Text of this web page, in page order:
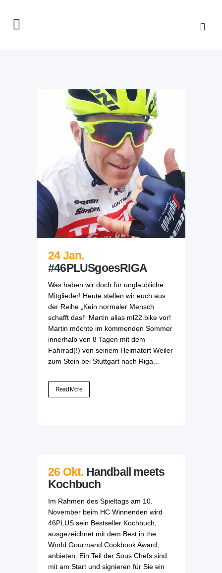
24 Jan.
#46PLUSgoesRIGA
Was haben wir doch für unglaubliche
Mitglieder! Heute stellen wir euch aus
der Reihe „Kein normaler Mensch
schafft das!“ Martin alias ml22.bike vor!
Martin möchte im kommenden Sommer
innerhalb von 8 Tagen mit dem
Fahrrad(!) von seinem Heimatort Weiler
zum Stein bei Stuttgart nach Riga...
Read More
26 Okt. Handball meets
Kochbuch
Im Rahmen des Spieltags am 10.
November beim HC Winnenden wird
46PLUS sein Bestseller Kochbuch,
ausgezeichnet mit dem Best in the
World Gourmand Cookbook Award,
anbieten. Ein Teil der Sous Chefs sind
mit am Start und signieren für Sie ein